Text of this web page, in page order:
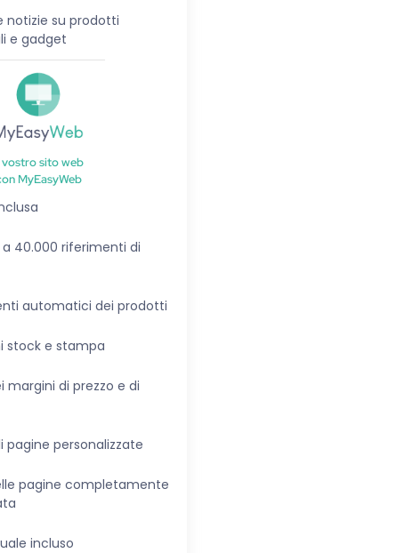
notizie su prodotti
e gadget
vostro sito web
MyEasyWeb
40.000 riferimenti di
automatici dei prodotti
stock e stampa
margini di prezzo e di
pagine personalizzate
pagine completamente
incluso